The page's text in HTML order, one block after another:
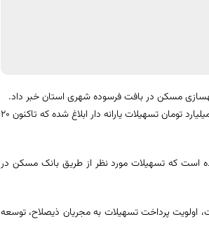
مسکن در بافت فرسوده شهری استان خبر داد.
مهدی جعفری، امروز ۲۳ خرداد، در نشست خبری تصریح کرد: برای این منظور ۳۵ میلیارد تومان تسهیلات یارانه دار ابلاغ شده که تاکنون ۲۰
مسکونی در نظر گرفته شده است که تسهیلات مورد نظر از طریق بانک مسکن در
اولویت پرداخت تسهیلات به مجریان ذیصلاح، توسعه